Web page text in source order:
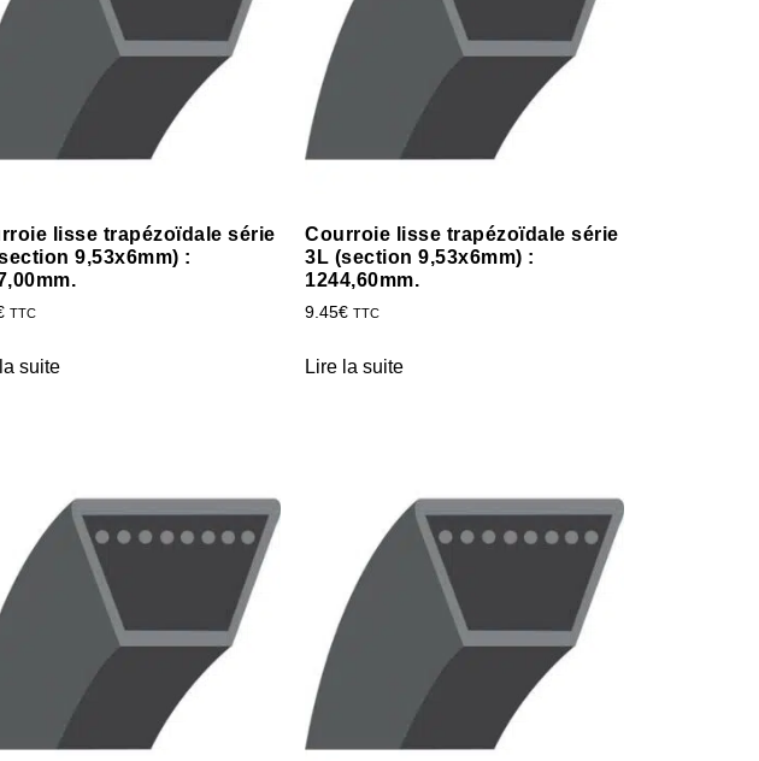
lisse trapézoïdale série
9,53x6mm) :
TTC
suite
Courroie lisse trapézoïdale série
3L (section 9,53x6mm) :
1244,60mm.
9.45€ TTC
Lire la suite